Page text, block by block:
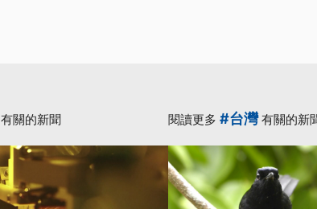
有關的新聞 閱讀更多 #台灣有關的新